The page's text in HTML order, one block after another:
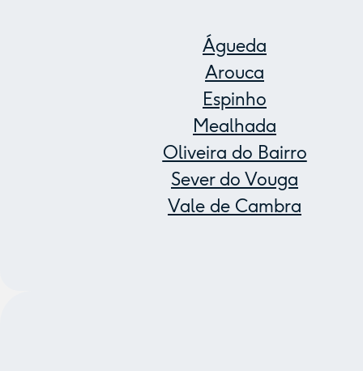
Águeda
Arouca
Espinho
Mealhada
Oliveira do Bairro
Sever do Vouga
Vale de Cambra